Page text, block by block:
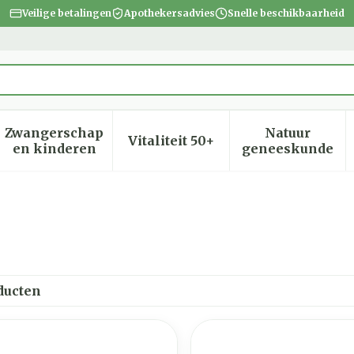
Veilige betalingen Apothekersadvies Snelle beschikbaarheid
verzorging en hygiëne categorie
voor Dieet, voeding en vitamines categorie
Zwangerschap
en kinderenToon submenu voor Zwangerschap en
Vitaliteit 50+Toon submenu voor
Natuur
geneeskunde
Toon